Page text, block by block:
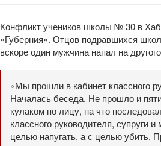
Конфликт учеников школы № 30 в
«Губерния». Отцов подравшихся
вскоре один мужчина напал на
«Мы прошли в кабинет классного
Началась беседа. Не прошло и
кулаком по лицу, на что
классного руководителя, супруги
целью напугать, а с целью убить.